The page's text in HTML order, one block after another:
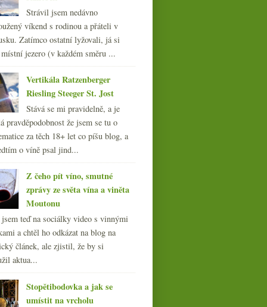
Strávil jsem nedávno
víkend s rodinou a přáteli v
Zatímco ostatní lyžovali, já si
jezero (v každém směru ...
Vertikála Ratzenberger
Riesling Steeger St. Jost
Stává se mi pravidelně, a je
pravděpodobnost že jsem se tu o
za těch 18+ let co píšu blog, a
o víně psal jind...
Z čeho pít víno, smutné
zprávy ze světa vína a viněta
Moutonu
teď na sociálky video s vinnými
a chtěl ho odkázat na blog na
článek, ale zjistil, že by si
aktua...
Stopětibodovka a jak se
umístit na vrcholu